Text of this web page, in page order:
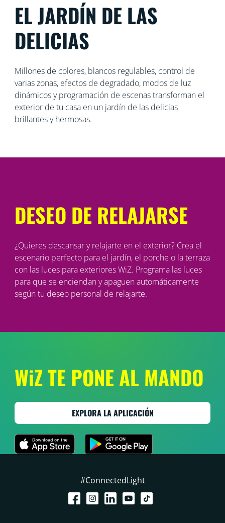
EL JARDÍN DE LAS
DELICIAS
Millones de colores, blancos regulables, control de
varias zonas, efectos de degradado, modos de luz
dinámicos y programación de escenas transforman el
exterior de tu casa en un jardín de las delicias
brillantes y hermosas.
DESEO DE RELAJARSE
¿Quieres descansar y relajarte en el exterior? Crea el
escenario perfecto para el jardín, el porche o la terraza
con las luces para exteriores WiZ. Programa las luces
para que se enciendan y apaguen automáticamente
según tu deseo personal de relajarte.
WiZ TE PONE AL MANDO
EXPLORA LA APLICACIÓN
#ConnectedLight